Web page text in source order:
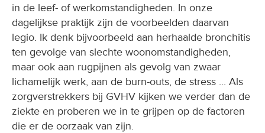
in de leef- of werkomstandigheden. In onze
dagelijkse praktijk zijn de voorbeelden daarvan
legio. Ik denk bijvoorbeeld aan herhaalde bronchitis
ten gevolge van slechte woonomstandigheden,
maar ook aan rugpijnen als gevolg van zwaar
lichamelijk werk, aan de burn-outs, de stress ... Als
zorgverstrekkers bij GVHV kijken we verder dan de
ziekte en proberen we in te grijpen op de factoren
die er de oorzaak van zijn.